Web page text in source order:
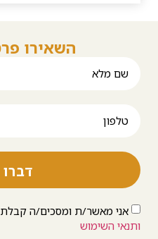
השאירו
אני מאשר/ת ומסכים/ה קבלת
ותנאי השימוש